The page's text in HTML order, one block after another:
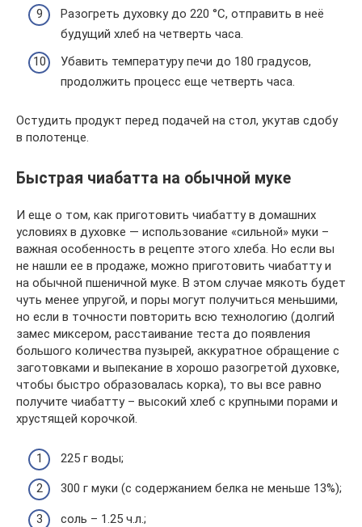
Разогреть духовку до 220 °C, отправить в неё
будущий хлеб на четверть часа.
Убавить температуру печи до 180 градусов,
продолжить процесс еще четверть часа.
Остудить продукт перед подачей на стол, укутав сдобу
в полотенце.
Быстрая чиабатта на обычной муке
И еще о том, как приготовить чиабатту в домашних
условиях в духовке — использование «сильной» муки –
важная особенность в рецепте этого хлеба. Но если вы
не нашли ее в продаже, можно приготовить чиабатту и
на обычной пшеничной муке. В этом случае мякоть будет
чуть менее упругой, и поры могут получиться меньшими,
но если в точности повторить всю технологию (долгий
замес миксером, расстаивание теста до появления
большого количества пузырей, аккуратное обращение с
заготовками и выпекание в хорошо разогретой духовке,
чтобы быстро образовалась корка), то вы все равно
получите чиабатту – высокий хлеб с крупными порами и
хрустящей корочкой.
225 г воды;
300 г муки (с содержанием белка не меньше 13%);
соль – 1.25 ч.л.;